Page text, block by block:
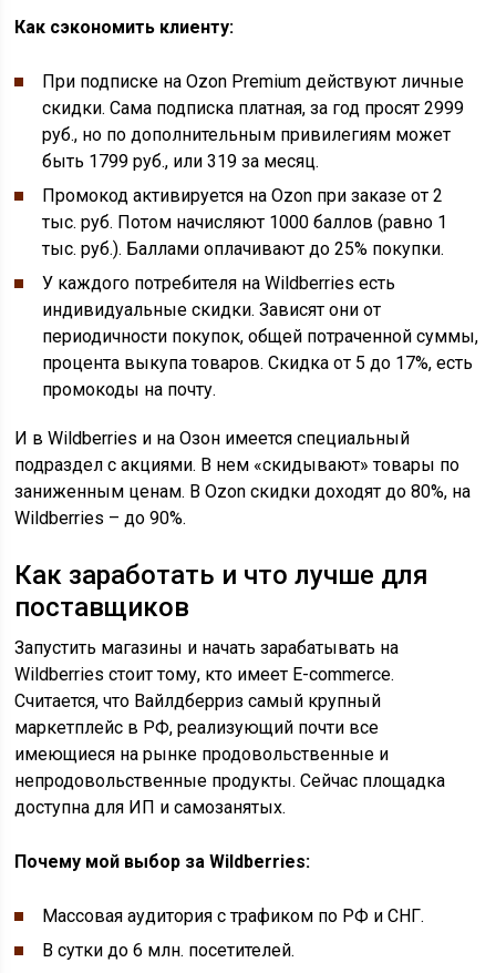
Как сэкономить клиенту:
При подписке на Ozon Premium действуют личные
скидки. Сама подписка платная, за год просят 2999
руб., но по дополнительным привилегиям может
быть 1799 руб., или 319 за месяц.
Промокод активируется на Ozon при заказе от 2
тыс. руб. Потом начисляют 1000 баллов (равно 1
тыс. руб.). Баллами оплачивают до 25% покупки.
У каждого потребителя на Wildberries есть
индивидуальные скидки. Зависят они от
периодичности покупок, общей потраченной суммы,
процента выкупа товаров. Скидка от 5 до 17%, есть
промокоды на почту.
И в Wildberries и на Озон имеется специальный
подраздел с акциями. В нем «скидывают» товары по
заниженным ценам. В Ozon скидки доходят до 80%, на
Wildberries – до 90%.
Как заработать и что лучше для
поставщиков
Запустить магазины и начать зарабатывать на
Wildberries стоит тому, кто имеет E-commerce.
Считается, что Вайлдберриз самый крупный
маркетплейс в РФ, реализующий почти все
имеющиеся на рынке продовольственные и
непродовольственные продукты. Сейчас площадка
доступна для ИП и самозанятых.
Почему мой выбор за Wildberries:
Массовая аудитория с трафиком по РФ и СНГ.
В сутки до 6 млн. посетителей.